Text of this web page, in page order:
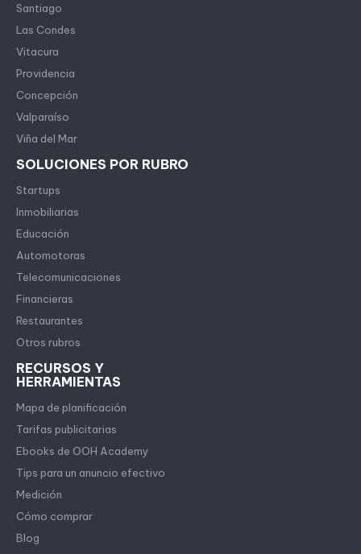
Santiago
Las Condes
Vitacura
Providencia
Concepción
Valparaíso
Viña del Mar
SOLUCIONES POR RUBRO
Startups
Inmobiliarias
Educación
Automotoras
Telecomunicaciones
Financieras
Restaurantes
Otros rubros
RECURSOS Y
HERRAMIENTAS
Mapa de planificación
Tarifas publicitarias
Ebooks de OOH Academy
Tips para un anuncio efectivo
Medición
Cómo comprar
Blog